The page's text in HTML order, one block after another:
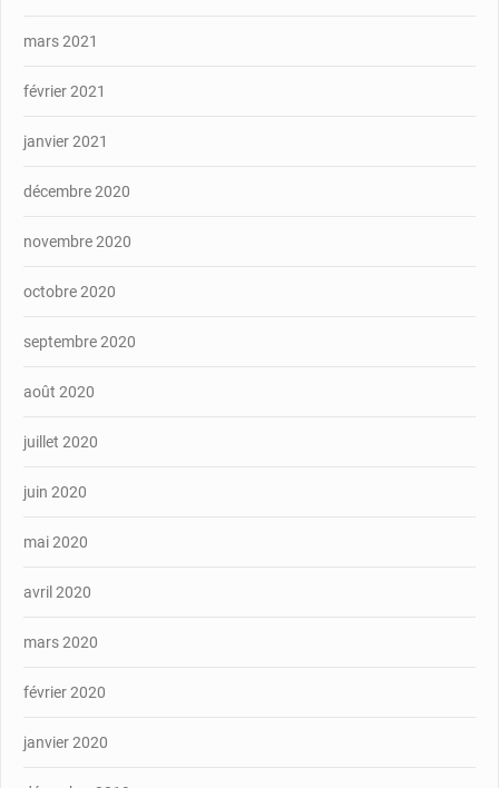
mars 2021
février 2021
janvier 2021
décembre 2020
novembre 2020
octobre 2020
septembre 2020
août 2020
juillet 2020
juin 2020
mai 2020
avril 2020
mars 2020
février 2020
janvier 2020